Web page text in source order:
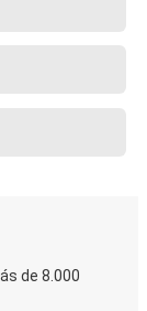
de 8.000